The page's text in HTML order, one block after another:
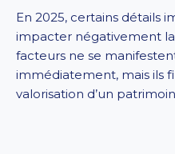
En 2025, certains détails
impacter négativement la
facteurs ne se
immédiatement, mais ils
valorisation d’un